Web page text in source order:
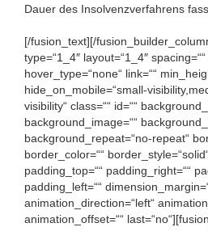
Dauer des Insolvenzverfahrens
[/fusion_text][/
type=“1_4″ layout=“1_4″
hover_type=“none“ link=““
hide_on_mobile=“small-
visibility“ class=““ id=““
background_image=““
background_repeat=“no-repeat“
border_color=““
padding_top=““ padding_right=““
padding_left=““
animation_direction=“left“
animation_offset=““